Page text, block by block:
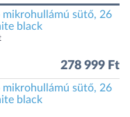
sütő, 26
black
278 999 Ft
sütő, 26
black